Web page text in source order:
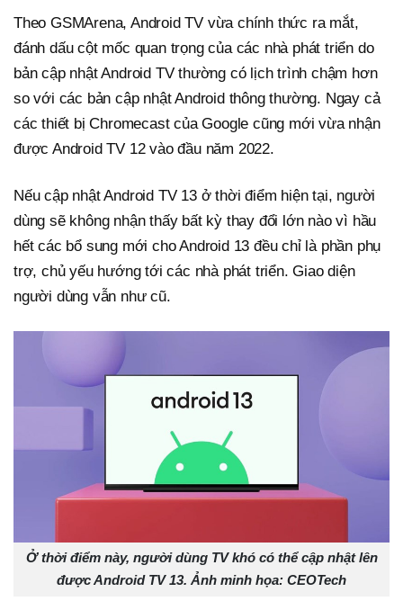
Theo GSMArena, Android TV vừa chính thức ra mắt,
đánh dấu cột mốc quan trọng của các nhà phát triển do
bản cập nhật Android TV thường có lịch trình chậm hơn
so với các bản cập nhật Android thông thường. Ngay cả
các thiết bị Chromecast của Google cũng mới vừa nhận
được Android TV 12 vào đầu năm 2022.
Nếu cập nhật Android TV 13 ở thời điểm hiện tại, người
dùng sẽ không nhận thấy bất kỳ thay đổi lớn nào vì hầu
hết các bổ sung mới cho Android 13 đều chỉ là phần phụ
trợ, chủ yếu hướng tới các nhà phát triển. Giao diện
người dùng vẫn như cũ.
Ở thời điểm này, người dùng TV khó có thể cập nhật lên
được Android TV 13. Ảnh minh họa: CEOTech